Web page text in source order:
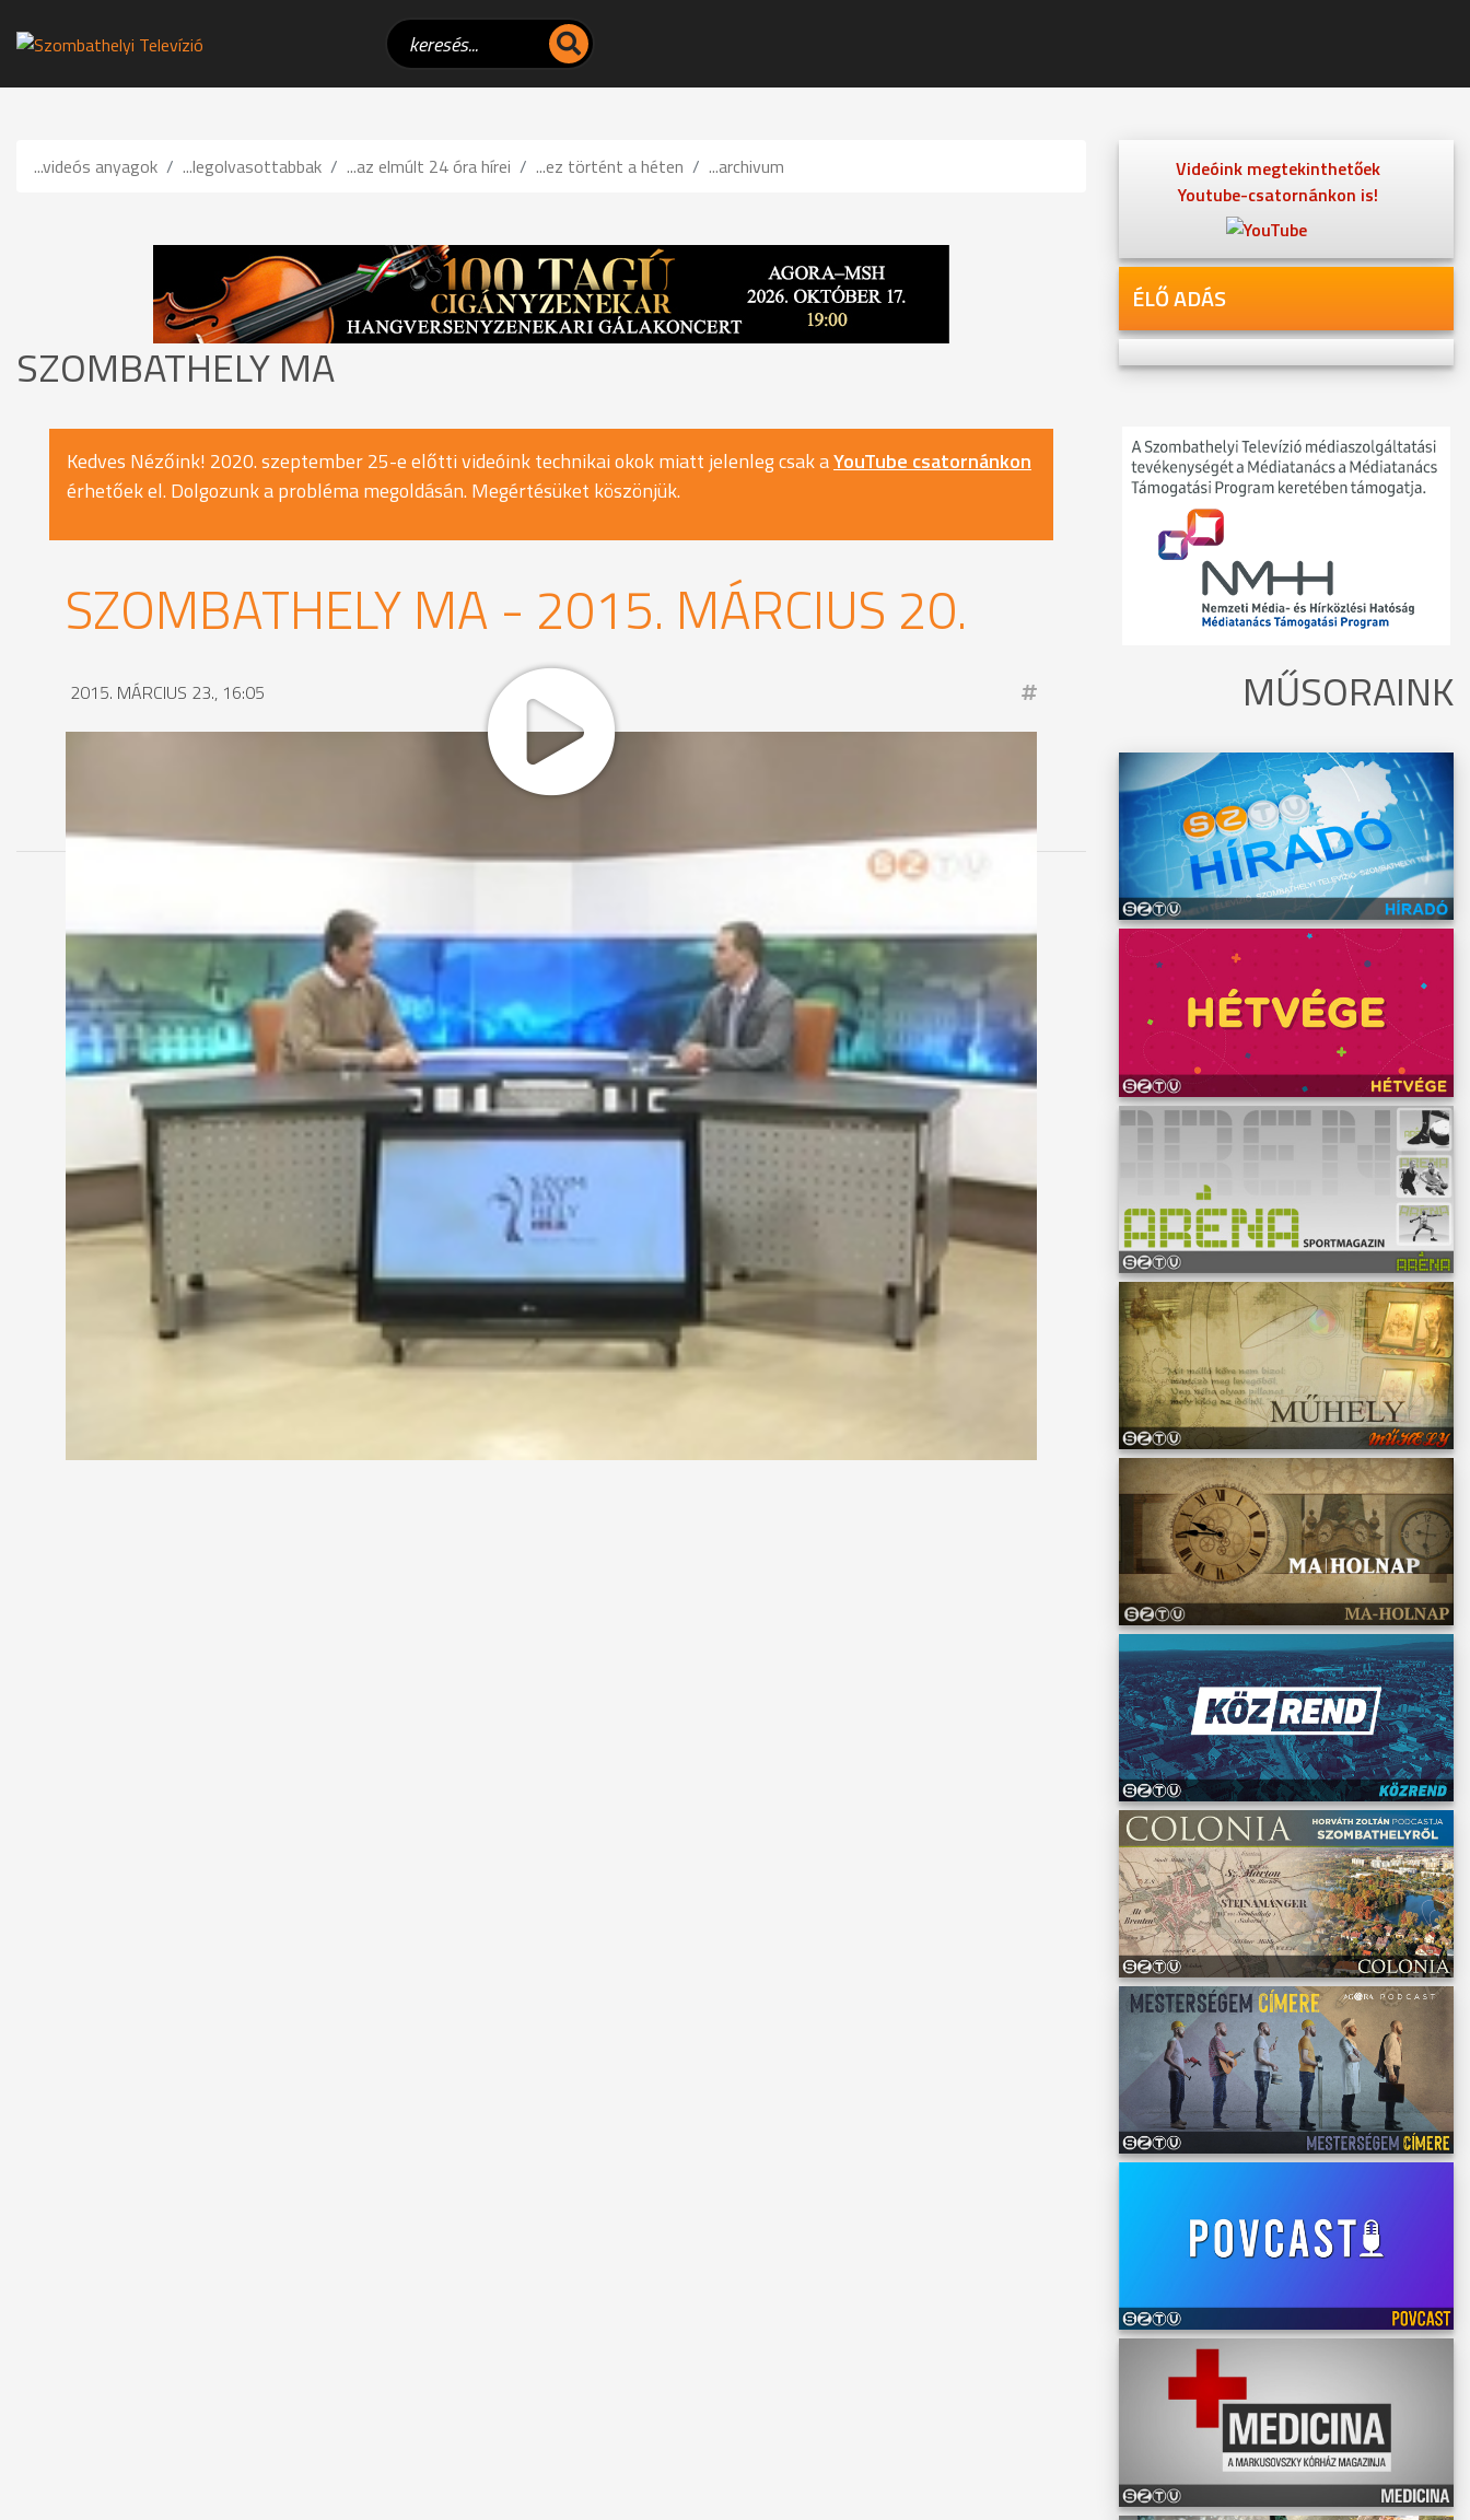
...videós anyagok ...legolvasottabbak ...az elmúlt 24 óra hírei ...ez történt a héten ...archivum
SZOMBATHELY MA
Kedves Nézőink! 2020. szeptember 25-e előtti videóink technikai okok miatt jelenleg csak aYouTube csatornánkon
érhetőek el. Dolgozunk a probléma megoldásán. Megértésüket köszönjük.
SZOMBATHELY MA - 2015. MÁRCIUS 20.
2015. MÁRCIUS 23., 16:05
Videóink megtekinthetőek
Youtube-csatornánkon is!
ÉLŐ ADÁS
MŰSORAINK